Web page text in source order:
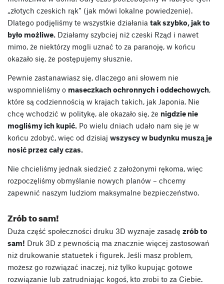
„złotych czeskich rąk” (jak mówi lokalne powiedzenie).
Dlatego podjęliśmy te wszystkie działania tak szybko, jak to
było możliwe. Działamy szybciej niż czeski Rząd i nawet
mimo, że niektórzy mogli uznać to za paranoję, w końcu
okazało się, że postępujemy słusznie.
Pewnie zastanawiasz się, dlaczego ani słowem nie
wspomnieliśmy o maseczkach ochronnych i oddechowych
które są codziennością w krajach takich, jak Japonia. Nie
chcę wchodzić w politykę, ale okazało się, że nigdzie nie
mogliśmy ich kupić. Po wielu dniach udało nam się je w
końcu zdobyć, więc od dzisiaj wszyscy w budynku muszą je
nosić przez cały czas.
Nie chcieliśmy jednak siedzieć z założonymi rękoma, więc
rozpoczęliśmy obmyślanie nowych planów – chcemy
zapewnić naszym ludziom maksymalne bezpieczeństwo.
Zrób to sam!
Duża część społeczności druku 3D wyznaje zasadę zrób to
sam! Druk 3D z pewnością ma znacznie więcej zastosowań
niż drukowanie statuetek i figurek. Jeśli masz problem,
możesz go rozwiązać inaczej, niż tylko kupując gotowe
rozwiązanie lub zatrudniając kogoś, kto zrobi to za Ciebie.